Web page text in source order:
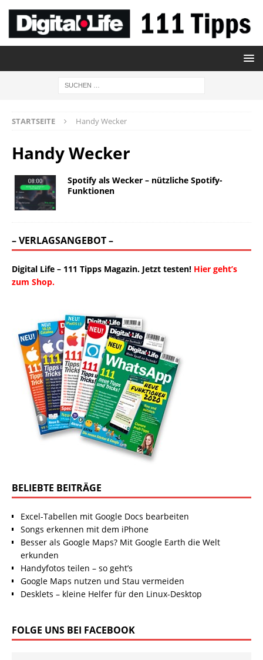
STARTSEITE Handy Wecker
Handy Wecker
Spotify als Wecker – nützliche Spotify-
Funktionen
– VERLAGSANGEBOT –
Digital Life – 111 Tipps Magazin. Jetzt testen! Hier geht’s
zum Shop.
BELIEBTE BEITRÄGE
Excel-Tabellen mit Google Docs bearbeiten
Songs erkennen mit dem iPhone
Besser als Google Maps? Mit Google Earth die Welt
erkunden
Handyfotos teilen – so geht’s
Google Maps nutzen und Stau vermeiden
Desklets – kleine Helfer für den Linux-Desktop
FOLGE UNS BEI FACEBOOK